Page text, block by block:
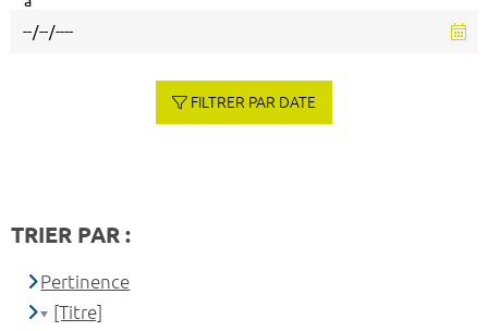
FILTRER PAR DATE
TRIER PAR :
Pertinence
[Titre]